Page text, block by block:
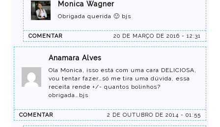
Monica Wagner
Obrigada querida 🙂 bjs
20 DE MARÇO DE 2016 - 12:31
COMENTAR
Anamara Alves
Ola Monica, isso está com uma cara DELICIOSA,
vou tentar fazer…só me tira uma dúvida, essa
receita rende +/- quantos bolinhos?
obrigada…bjs
2 DE OUTUBRO DE 2014 - 01:55
COMENTAR